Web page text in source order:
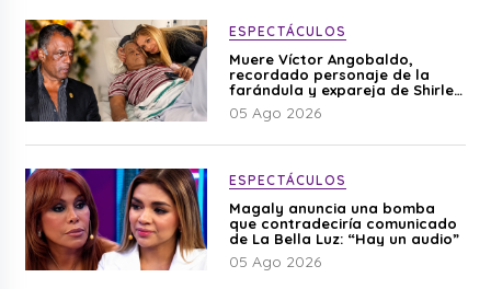
ESPECTÁCULOS
Muere Víctor Angobaldo,
recordado personaje de la
farándula y expareja de Shirley
Cherres
05 Ago 2026
ESPECTÁCULOS
Magaly anuncia una bomba
que contradeciría comunicado
de La Bella Luz: “Hay un audio”
05 Ago 2026